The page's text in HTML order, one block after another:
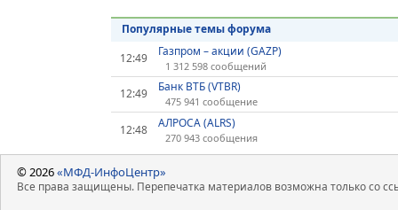
Популярные темы форума
12:49
Газпром – акции (GAZP)
1 312 598 сообщений
12:49 Банк ВТБ (VTBR)
475 941 сообщение
12:48 АЛРОСА (ALRS)
270 943 сообщения
© 2026«МФД-ИнфоЦентр»
Все права защищены. Перепечатка материалов возможна только со